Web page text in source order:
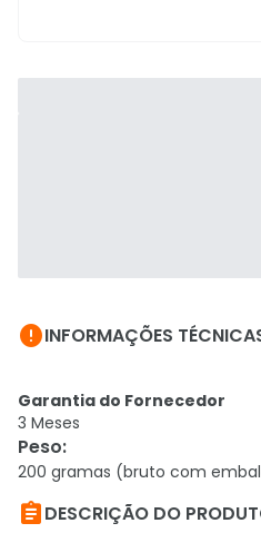
INFORMAÇÕES
Garantia do Fornecedor
3 Meses
Peso:
200 gramas (bruto com
DESCRIÇÃO DO